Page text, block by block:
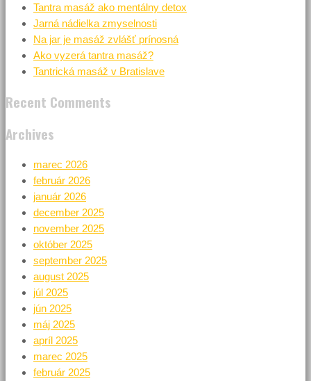
Tantra masáž ako mentálny detox
Jarná nádielka zmyselnosti
Na jar je masáž zvlášť prínosná
Ako vyzerá tantra masáž?
Tantrická masáž v Bratislave
Recent Comments
Archives
marec 2026
február 2026
január 2026
december 2025
november 2025
október 2025
september 2025
august 2025
júl 2025
jún 2025
máj 2025
apríl 2025
marec 2025
február 2025